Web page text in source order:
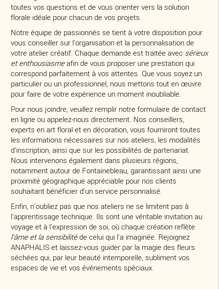
toutes vos questions et de vous orienter vers la solution
florale idéale pour chacun de vos projets.
Notre équipe de passionnés se tient à votre disposition pour
vous conseiller sur l'organisation et la personnalisation de
votre atelier créatif. Chaque demande est traitée avec sérieux
et enthousiasmeafin de vous proposer une prestation qui
correspond parfaitement à vos attentes. Que vous soyez un
particulier ou un professionnel, nous mettons tout en œuvre
pour faire de votre expérience un moment inoubliable.
Pour nous joindre, veuillez remplir notre formulaire de contact
en ligne ou appelez-nous directement. Nos conseillers,
experts en art floral et en décoration, vous fourniront toutes
les informations nécessaires sur nos ateliers, les modalités
d'inscription, ainsi que sur les possibilités de partenariat.
Nous intervenons également dans plusieurs régions,
notamment autour de Fontainebleau, garantissant ainsi une
proximité géographique appréciable pour nos clients
souhaitant bénéficier d'un service personnalisé.
Enfin, n'oubliez pas que nos ateliers ne se limitent pas à
l'apprentissage technique. Ils sont une véritable invitation au
voyage et à l'expression de soi, où chaque création reflète
l'âme et la sensibilitéde celui qui l'a imaginée. Rejoignez
ANAPHALIS et laissez-vous guider par la magie des fleurs
séchées qui, par leur beauté intemporelle, subliment vos
espaces de vie et vos événements spéciaux.